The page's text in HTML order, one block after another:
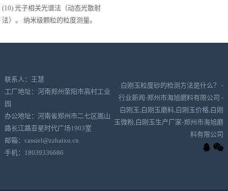
(10) 光子相关光谱法（动态光散射
法）。 纳米级颗粒的粒度测量。
联系人：王慧
工厂地址：河南郑州荥阳市高村工业
园
办公地址：河南省郑州市二七区嵩山
路长江路亚星时代广场1903室
邮箱：cassiel@zzhaixu.cn
手机：18039336686
白刚玉粒度砂的检测方法是什么？ -
行业新闻-郑州市海旭磨料有限公司 -
白刚玉,白刚玉磨料,白刚玉价格,白刚
玉微粉,白刚玉生产厂家-郑州市海旭磨
料有限公司